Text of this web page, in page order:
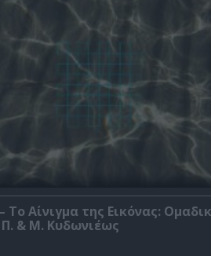
Το Αίνιγμα της Εικόνας:
& Μ. Κυδωνιέως